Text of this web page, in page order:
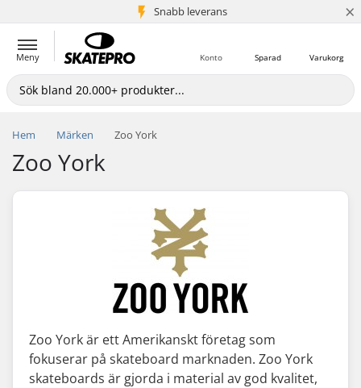
Snabb leverans
5+ milj. kunder ×
Meny Varukorg
Sparad
Konto
Hem Märken Zoo York
Zoo York
Zoo York är ett Amerikanskt företag som
fokuserar på skateboard marknaden. Zoo York
skateboards är gjorda i material av god kvalitet,